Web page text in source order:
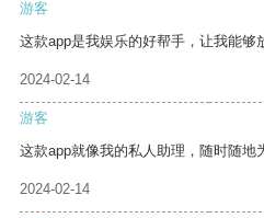
游客
这款app是我娱乐的好帮手，让我能够
2024-02-14
游客
这款app就像我的私人助理，随时随地
2024-02-14